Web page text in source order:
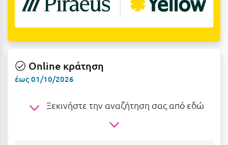
Ελάτη Αρκαδίας
Ελούντα Κρήτης
Online κράτηση
έως 01/10/2026
Ξεκινήστε την αναζήτηση σας από εδώ